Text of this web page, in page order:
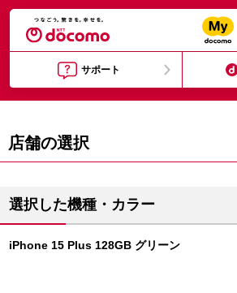
サポート
店舗の選択
選択した機種・カラー
iPhone 15 Plus 128GB グリーン